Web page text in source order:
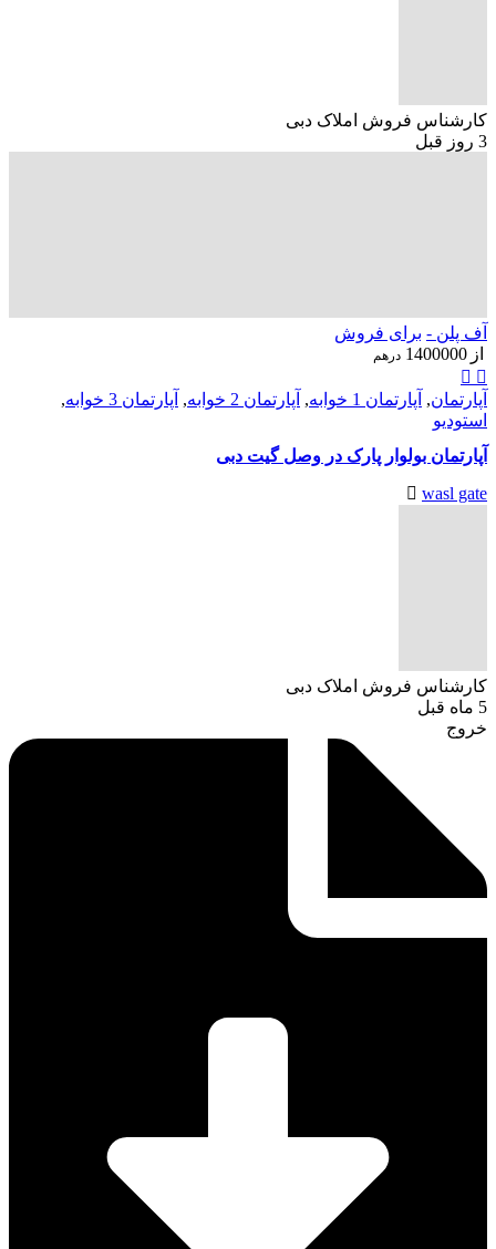
کارشناس فروش املاک دبی
3 روز قبل
آف پلن - برای فروش
از 1400000 درهم
آپارتمان, آپارتمان 1 خوابه , آپارتمان 2 خوابه , آپارتمان 3 خوابه
,
استودیو
آپارتمان بولوار پارک در وصل گیت دبی
wasl gate
کارشناس فروش املاک دبی
5 ماه قبل
خروج